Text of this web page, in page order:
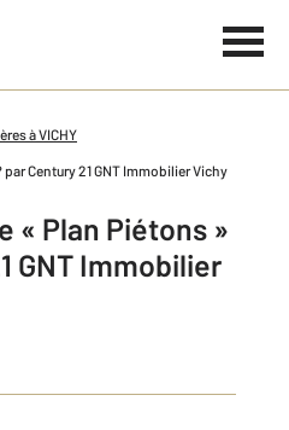
à VICHY
par Century 21 GNT Immobilier Vichy
« Plan Piétons »
GNT Immobilier